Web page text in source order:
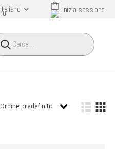
Italiano Inizia sessione
HEADER SEARCH
Ordine predefinito